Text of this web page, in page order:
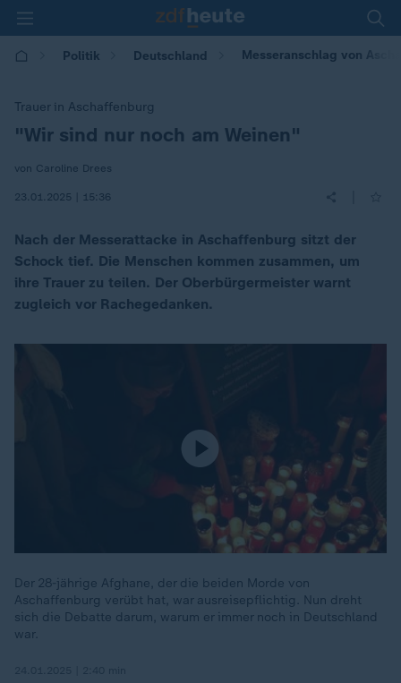
Politik Deutschland Messeranschlag von
Trauer in Aschaffenburg
:"Wir sind nur noch am Weinen"
von Caroline Drees
23.01.2025 | 15:36
Nach der Messerattacke in Aschaffenburg sitzt der
Schock tief. Die Menschen kommen zusammen, um
ihre Trauer zu teilen. Der Oberbürgermeister warnt
zugleich vor Rachegedanken.
Der 28-jährige Afghane, der die beiden Morde von
Aschaffenburg verübt hat, war ausreisepflichtig. Nun dreht
sich die Debatte darum, warum er immer noch in Deutschland
war.